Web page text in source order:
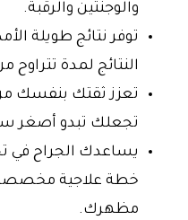
والوجنتين والرقبة.
توفر نتائج طويلة
النتائج لمدة تتراوح من 5 إلى 10
تعزز ثقتك بنفسك
تجعلك تبدو أصغر
يساعدك الجراح في
خطة علاجية
مظهرك.